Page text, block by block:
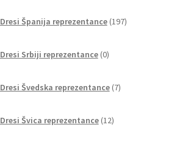
Dresi Španija reprezentance 197izdelkov
Dresi Srbiji reprezentance 0izdelkov
Dresi Švedska reprezentance 7izdelkov
Dresi Švica reprezentance 12izdelkov